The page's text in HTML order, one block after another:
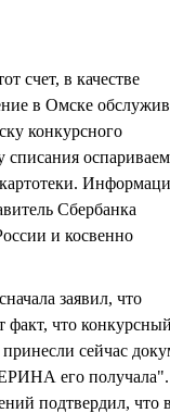
счет, в качестве
в Омске
конкурсного
списания
Сбербанка
и косвенно
заявил, что
факт, что конкурсный
сейчас
его получала".
подтвердил, что